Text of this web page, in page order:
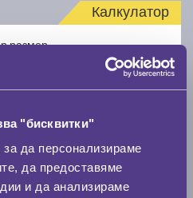
"бисквитки"
за да персонализираме
да предоставяме
и да анализираме
Калкулатор
размер
размер